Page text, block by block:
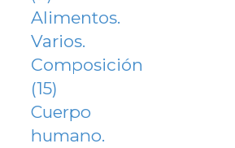
Alimentos.
Varios.
Composición
(15)
Cuerpo
humano.